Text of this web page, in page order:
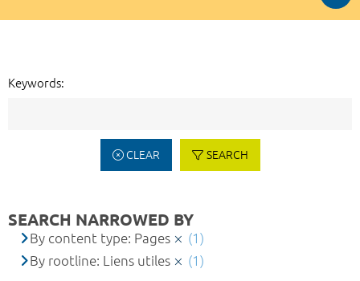
Keywords:
CLEAR SEARCH
SEARCH NARROWED BY
By content type: Pages
(1)
By rootline: Liens utiles
(1)